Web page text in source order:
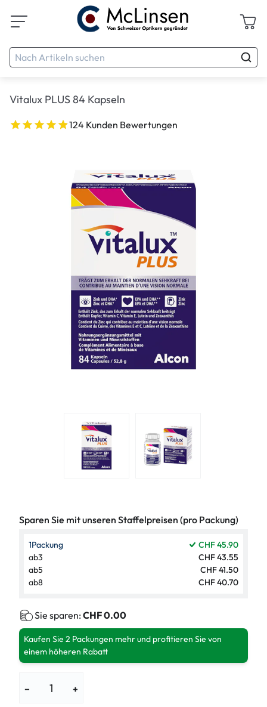
Vitalux PLUS 84 Kapseln
124 Kunden Bewertungen
Sparen Sie mit unseren Staffelpreisen (pro Packung)
1Packung
CHF 45.90
ab3
CHF 43.55
ab5
CHF 41.50
ab8 CHF 40.70
Sie sparen: CHF 0.00
Kaufen Sie 2 Packungen mehr und profitieren Sie von
einem höheren Rabatt
− +